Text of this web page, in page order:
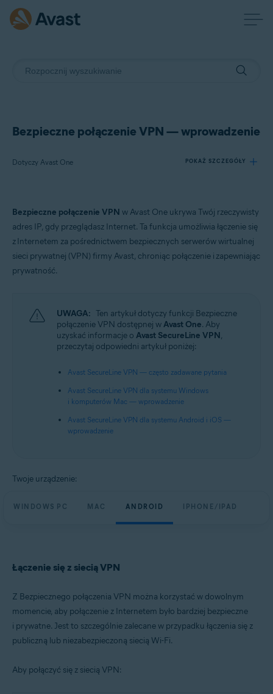
Bezpieczne połączenie VPN — wprowadzenie
Dotyczy Avast One POKAŻ SZCZEGÓŁY
Produkty:
Avast One
Windows, macOS, Android i iOS
Bezpieczne połączenie VPN w Avast One ukrywa Twój rzeczywisty
adres IP, gdy przeglądasz Internet. Ta funkcja umożliwia łączenie się
z Internetem za pośrednictwem bezpiecznych serwerów wirtualnej
sieci prywatnej (VPN) firmy Avast, chroniąc połączenie i zapewniając
prywatność.
UWAGA: Ten artykuł dotyczy funkcji Bezpieczne
połączenie VPN dostępnej wAvast One. Aby
uzyskać informacje o Avast SecureLine VPN,
przeczytaj odpowiedni artykuł poniżej:
Avast SecureLine VPN — często zadawane pytania
Avast SecureLine VPN dla systemu Windows
i komputerów Mac — wprowadzenie
Avast SecureLine VPN dla systemu Android i iOS —
wprowadzenie
Twoje urządzenie:
WINDOWS PC MAC ANDROID IPHONE/IPAD
Łączenie się z siecią VPN
Z Bezpiecznego połączenia VPN można korzystać w dowolnym
momencie, aby połączenie z Internetem było bardziej bezpieczne
i prywatne. Jest to szczególnie zalecane w przypadku łączenia się z
publiczną lub niezabezpieczoną siecią Wi-Fi.
Aby połączyć się z siecią VPN: